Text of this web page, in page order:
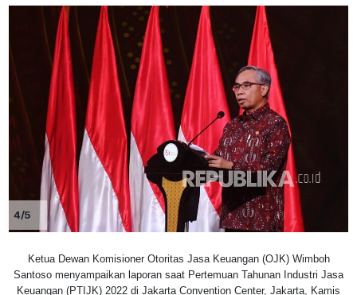
4/5
Ketua Dewan Komisioner Otoritas Jasa Keuangan (OJK) Wimboh
Santoso menyampaikan laporan saat Pertemuan Tahunan Industri Jasa
Keuangan (PTIJK) 2022 di Jakarta Convention Center, Jakarta, Kamis